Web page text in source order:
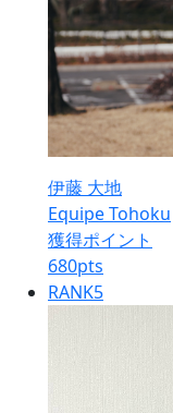
伊藤 大地
Equipe Tohoku
獲得ポイント
680pts
RANK5